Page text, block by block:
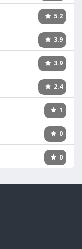
5.2
3.9
3.9
2.4
1
0
0